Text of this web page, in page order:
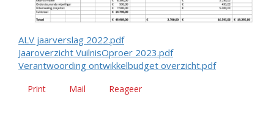
ALV jaarverslag 2022.pdf
Jaaroverzicht VuilnisOproer 2023.pdf
Verantwoording ontwikkelbudget overzicht.pdf
Print Mail Reageer